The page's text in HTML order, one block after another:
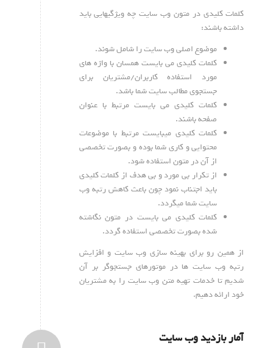
کلمات کلیدی در متون وب سایت چه ویژگیهایی باید
داشته باشند:
موضوع اصلی وب سایت را شامل شوند.
کلمات کلیدی می بایست همسان با واژه های
مورد استفاده کاربران/مشتریان برای
جستجوی مطالب سایت شما باشد.
کلمات کلیدی می بایست مرتبط با عنوان
صفحه باشند.
کلمات کلیدی میبایست مرتبط با موضوعات
محتوایی و کاری شما بوده و بصورت تخصصی
از آن در متون استفاده شود.
از تکرار بی مورد و بی هدف از کلمات کلیدی
باید اجتناب نمود چون باعث کاهش رتبه وب
سایت شما میگردد.
کلمات کلیدی می بایست در متون نگاشته
شده بصورت تخصصی استفاده گردد.
از همین رو برای بهینه سازی وب سایت و افزایش
رتبه وب سایت ها در موتورهای جستجوگر بر آن
شدیم تا خدمات تهیه متن وب سایت را به مشتریان
خود ارائه دهیم.
آمار بازدید وب سایت